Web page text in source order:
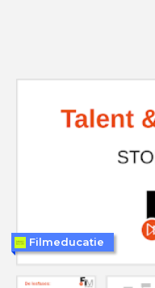
Filmeducatie